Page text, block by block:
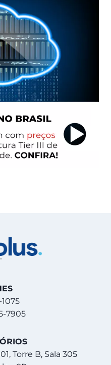
7905
Torre B, Sala 305